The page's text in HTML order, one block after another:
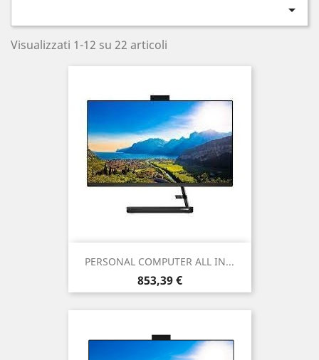

Visualizzati 1-12 su 22 articoli
PERSONAL COMPUTER ALL IN...
Prezzo
853,39 €